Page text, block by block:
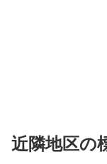
近隣地区の